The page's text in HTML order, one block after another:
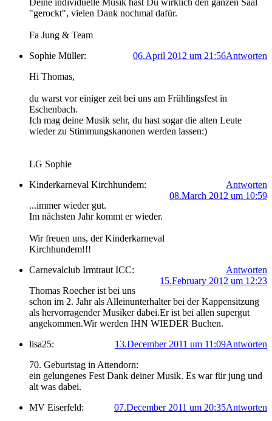
Deine individuelle Musik hast Du wirklich den ganzen Saal
"gerockt", vielen Dank nochmal dafür.
Fa Jung & Team
Sophie Müller:
Antworten
06.April 2012 um 21:56
Hi Thomas,
du warst vor einiger zeit bei uns am Frühlingsfest in
Eschenbach.
Ich mag deine Musik sehr, du hast sogar die alten Leute
wieder zu Stimmungskanonen werden lassen:)
LG Sophie
Kinderkarneval Kirchhundem:
Antworten
08.March 2012 um 10:59
...immer wieder gut.
Im nächsten Jahr kommt er wieder.
Wir freuen uns, der Kinderkarneval
Kirchhundem!!!
Carnevalclub Irmtraut ICC:
Antworten
15.February 2012 um 12:23
Thomas Roecher ist bei uns
schon im 2. Jahr als Alleinunterhalter bei der Kappensitzung
als hervorragender Musiker dabei.Er ist bei allen supergut
angekommen.Wir werden IHN WIEDER Buchen.
lisa25:
Antworten
13.December 2011 um 11:09
70. Geburtstag in Attendorn:
ein gelungenes Fest Dank deiner Musik. Es war für jung und
alt was dabei.
MV Eiserfeld:
Antworten
07.December 2011 um 20:35